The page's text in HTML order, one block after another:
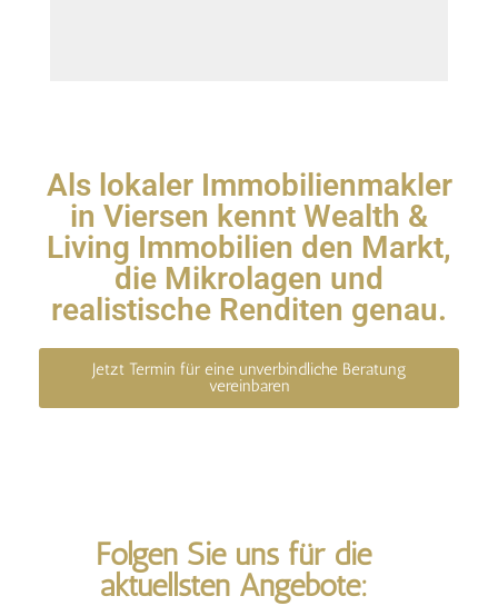
Als lokaler Immobilienmakler
in Viersen kennt Wealth &
Living Immobilien den Markt,
die Mikrolagen und
realistische Renditen genau.
Jetzt Termin für eine unverbindliche Beratung
vereinbaren
Folgen Sie uns für die
aktuellsten Angebote: